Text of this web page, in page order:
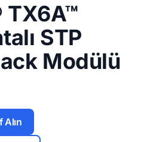
STP
Modülü
Alın